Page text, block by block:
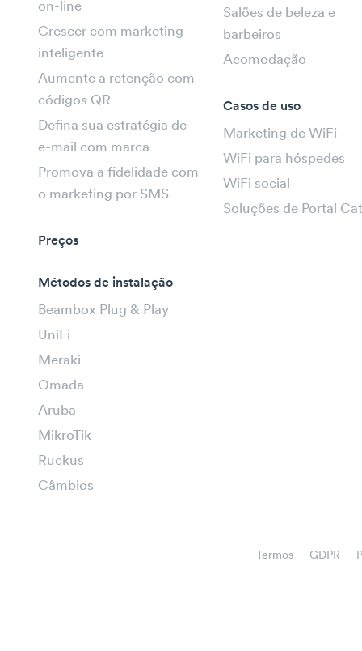
on-line
Crescer com marketing
inteligente
Aumente a retenção com
códigos QR
Defina sua estratégia de
e-mail com marca
Promova a fidelidade com
o marketing por SMS
Preços
Métodos de instalação
Beambox Plug & Play
UniFi
Meraki
Omada
Aruba
MikroTik
Ruckus
Câmbios
Salões de beleza e
barbeiros
Acomodação
Casos de uso
Marketing de WiFi
WiFi para hóspedes
WiFi social
Soluções de Portal
Termos GDPR